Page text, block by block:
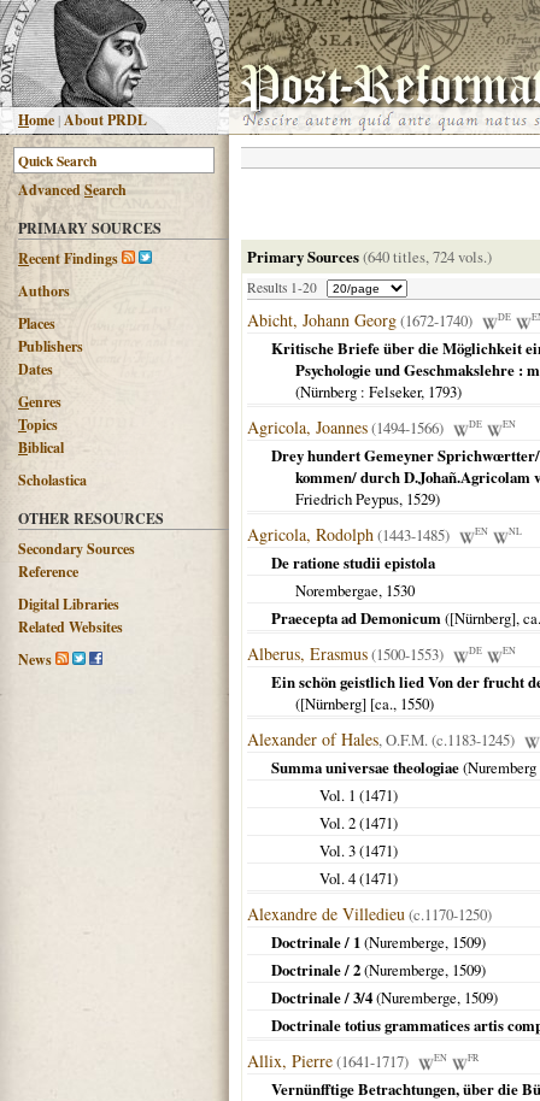
Home |About PRDL
AdvancedSearch
PRIMARY SOURCES
Recent Findings
Authors
Places
Publishers
Dates
Genres
Topics
Biblical
Scholastica
OTHER RESOURCES
Secondary Sources
Reference
Digital Libraries
Related Websites
News
Primary Sources(640 titles, 724 vols.)
Results 1-20
Abicht, Johann Georg(1672-1740) DE
Kritische Briefe über die Möglichkeit
Psychologie und Geschmakslehre :
(Nürnberg : Felseker, 1793)
Agricola, Joannes(1494-1566) DE EN
Drey hundert Gemeyner Sprichwœrtter/
kommen/ durch D.Johañ.Agricolam
Friedrich Peypus, 1529)
Agricola, Rodolph(1443-1485) EN NL
De ratione studii epistola
Norembergae, 1530
Praecepta ad Demonicum([Nürnberg],
Alberus, Erasmus(1500-1553) DE EN
Ein schön geistlich lied Von der frucht
([Nürnberg] [ca., 1550)
Alexander of Hales, O.F.M. (c.1183-1245)
Summa universae theologiae(Nuremberg
Vol. 1 (1471)
Vol. 2 (1471)
Vol. 3 (1471)
Vol. 4 (1471)
Alexandre de Villedieu(c.1170-1250)
Doctrinale / 1(Nuremberge, 1509)
Doctrinale / 2(Nuremberge, 1509)
Doctrinale / 3/4(Nuremberge, 1509)
Doctrinale totius grammatices artis
Allix, Pierre(1641-1717) EN FR
Vernünfftige Betrachtungen, über die